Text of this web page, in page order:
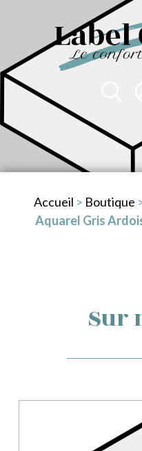
Accueil > Boutique
Aquarel Gris
Sur